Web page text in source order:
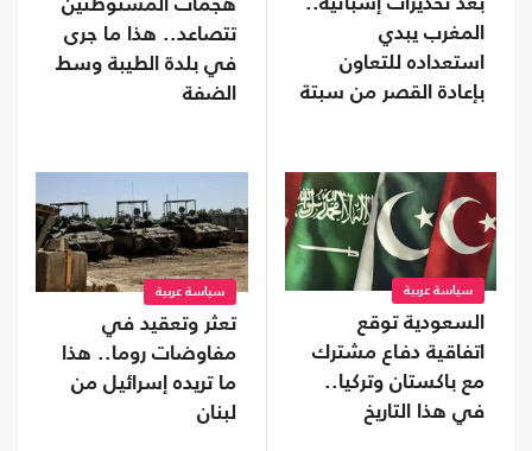
بعد تحذيرات إسبانية..
المغرب يبدي
استعداده للتعاون
بإعادة القصر من سبتة
هجمات المستوطنين
تتصاعد.. هذا ما جرى
في بلدة الطيبة وسط
الضفة
سياسة عربية
السعودية توقع
اتفاقية دفاع مشترك
مع باكستان وتركيا..
في هذا التاريخ
سياسة عربية
تعثر وتعقيد في
مفاوضات روما.. هذا
ما تريده إسرائيل من
لبنان